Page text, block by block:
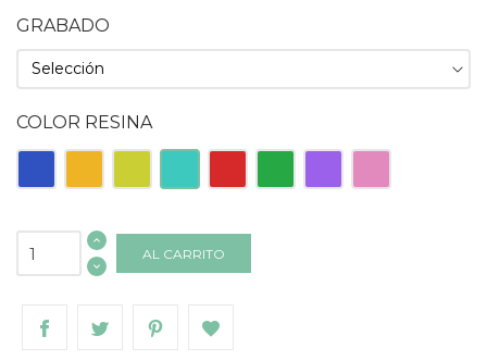
GRABADO
COLOR RESINA
Naranja PistachoTurquesaRoja Verde Morado
AL CARRITO